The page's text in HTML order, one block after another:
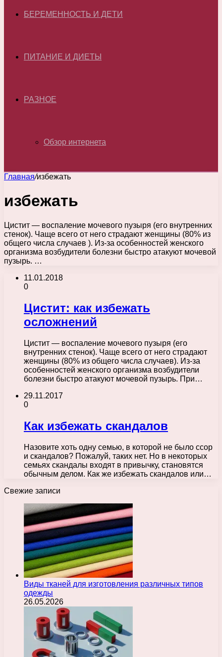
БЕРЕМЕННОСТЬ И ДЕТИ
ПИТАНИЕ И ДИЕТЫ
РАЗНОЕ
Обзор интернета
Главная/избежать
избежать
Цистит — воспаление мочевого пузыря (его внутренних
стенок). Чаще всего от него страдают женщины (80% из
общего числа случаев ). Из-за особенностей женского
организма возбудители болезни быстро атакуют мочевой
пузырь. …
11.01.2018
0
Цистит: как избежать
осложнений
Цистит — воспаление мочевого пузыря (его
внутренних стенок). Чаще всего от него страдают
женщины (80% из общего числа случаев). Из-за
особенностей женского организма возбудители
болезни быстро атакуют мочевой пузырь. При…
29.11.2017
0
Как избежать скандалов
Назовите хоть одну семью, в которой не было ссор
и скандалов? Пожалуй, таких нет. Но в некоторых
семьях скандалы входят в привычку, становятся
обычным делом. Как же избежать скандалов или…
Свежие записи
Виды тканей для изготовления различных типов
одежды
26.05.2026